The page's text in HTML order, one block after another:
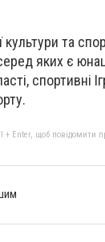
та
яких є
+ Enter, щоб повідомити